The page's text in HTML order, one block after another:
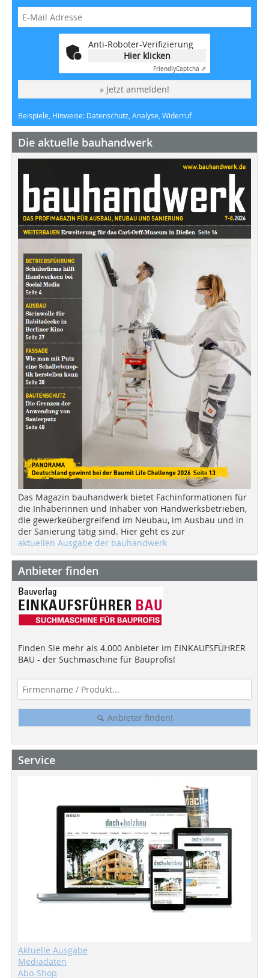
Anti-Roboter-Verifizierung
Hier klicken
FriendlyCaptcha ⇗
» Jetzt anmelden!
Beispiele, Hinweise: Datenschutz, Analyse, Widerruf
Die aktuelle bauhandwerk
Das Magazin bauhandwerk bietet Fachinformationen für
die Inhaberinnen und Inhaber von Handwerksbetrieben,
die gewerkeübergreifend im Neubau, im Ausbau und in
der Sanierung tätig sind. Hier geht es zur
aktuellen Ausgabe der bauhandwerk
Anbieter finden
Finden Sie mehr als 4.000 Anbieter im EINKAUFSFÜHRER
BAU - der Suchmaschine für Bauprofis!
Anbieter finden!
Service
Aktuelle Ausgabe
Mediadaten
Abo-Shop